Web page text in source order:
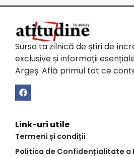
Sursa ta zilnică de știri de
exclusive și informații
Argeș. Află primul tot ce
Link-uri utile
Termeni și condiții
Politica de Confidențialitate a